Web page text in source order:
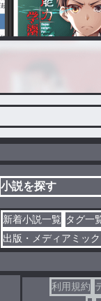
小説を探す
新着小説一覧 タグ一
出版・メディアミッ
利用規約